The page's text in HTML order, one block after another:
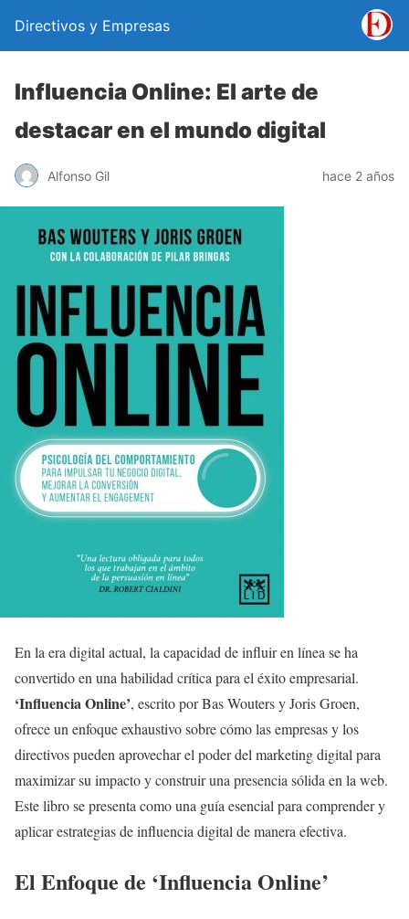
Directivos y Empresas
Influencia Online: El arte de
destacar en el mundo digital
Alfonso Gil hace 2 años
En la era digital actual, la capacidad de influir en línea se ha
convertido en una habilidad crítica para el éxito empresarial.
‘Influencia Online’, escrito por Bas Wouters y Joris Groen,
ofrece un enfoque exhaustivo sobre cómo las empresas y los
directivos pueden aprovechar el poder del marketing digital para
maximizar su impacto y construir una presencia sólida en la web.
Este libro se presenta como una guía esencial para comprender y
aplicar estrategias de influencia digital de manera efectiva.
El Enfoque de ‘Influencia Online’